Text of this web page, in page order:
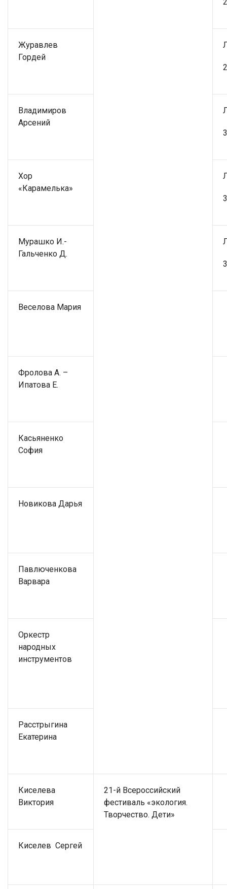
Журавлев
Гордей
Владимиров
Арсений
Хор
«Карамелька»
Мурашко И.-
Гальченко Д.
Веселова Мария
Фролова А. –
Ипатова Е.
Касьяненко
София
Новикова Дарья
Павлюченкова
Варвара
Оркестр
народных
инструментов
Расстрыгина
Екатерина
Киселева
Виктория
21-й Всероссийский
фестиваль «экология.
Творчество. Дети»
Киселев Сергей